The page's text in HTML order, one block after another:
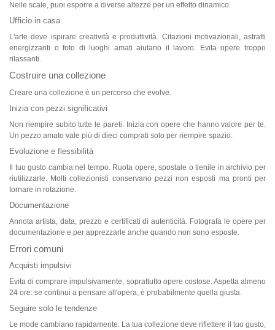
Nelle scale, puoi esporre a diverse altezze per un effetto dinamico.
Ufficio in casa
L'arte deve ispirare creatività e produttività. Citazioni motivazionali, astratti
energizzanti o foto di luoghi amati aiutano il lavoro. Evita opere troppo
rilassanti.
Costruire una collezione
Creare una collezione è un percorso che evolve.
Inizia con pezzi significativi
Non riempire subito tutte le pareti. Inizia con opere che hanno valore per te.
Un pezzo amato vale più di dieci comprati solo per riempire spazio.
Evoluzione e flessibilità
Il tuo gusto cambia nel tempo. Ruota opere, spostale o tienile in archivio per
riutilizzarle. Molti collezionisti conservano pezzi non esposti ma pronti per
tornare in rotazione.
Documentazione
Annota artista, data, prezzo e certificati di autenticità. Fotografa le opere per
documentazione e per apprezzarle anche quando non sono esposte.
Errori comuni
Acquisti impulsivi
Evita di comprare impulsivamente, soprattutto opere costose. Aspetta almeno
24 ore: se continui a pensare all'opera, è probabilmente quella giusta.
Seguire solo le tendenze
Le mode cambiano rapidamente. La tua collezione deve riflettere il tuo gusto,